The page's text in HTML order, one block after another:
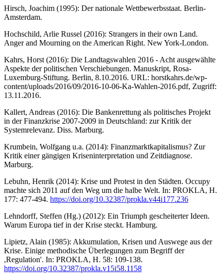
Hirsch, Joachim (1995): Der nationale Wettbewerbsstaat. Berlin-
Amsterdam.
Hochschild, Arlie Russel (2016): Strangers in their own Land.
Anger and Mourning on the American Right. New York-London.
Kahrs, Horst (2016): Die Landtagswahlen 2016 - Acht ausgewählte
Aspekte der politischen Verschiebungen. Manuskript, Rosa-
Luxemburg-Stiftung. Berlin, 8.10.2016. URL: horstkahrs.de/wp-
content/uploads/2016/09/2016-10-06-Ka-Wahlen-2016.pdf, Zugriff:
13.11.2016.
Kallert, Andreas (2016): Die Bankenrettung als politisches Projekt
in der Finanzkrise 2007-2009 in Deutschland: zur Kritik der
Systemrelevanz. Diss. Marburg.
Krumbein, Wolfgang u.a. (2014): Finanzmarktkapitalismus? Zur
Kritik einer gängigen Kriseninterpretation und Zeitdiagnose.
Marburg.
Lebuhn, Henrik (2014): Krise und Protest in den Städten. Occupy
machte sich 2011 auf den Weg um die halbe Welt. In: PROKLA, H.
177: 477-494. https://doi.org/10.32387/prokla.v44i177.236
Lehndorff, Steffen (Hg.) (2012): Ein Triumph gescheiterter Ideen.
Warum Europa tief in der Krise steckt. Hamburg.
Lipietz, Alain (1985): Akkumulation, Krisen und Auswege aus der
Krise. Einige methodische Überlegungen zum Begriff der
,Regulation'. In: PROKLA, H. 58: 109-138.
https://doi.org/10.32387/prokla.v15i58.1158